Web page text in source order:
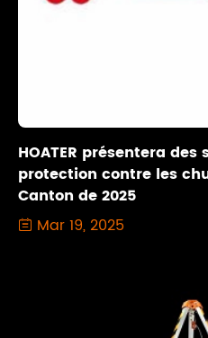
HOATER présentera
protection contre les
Canton de 2025
 Mar 19, 2025